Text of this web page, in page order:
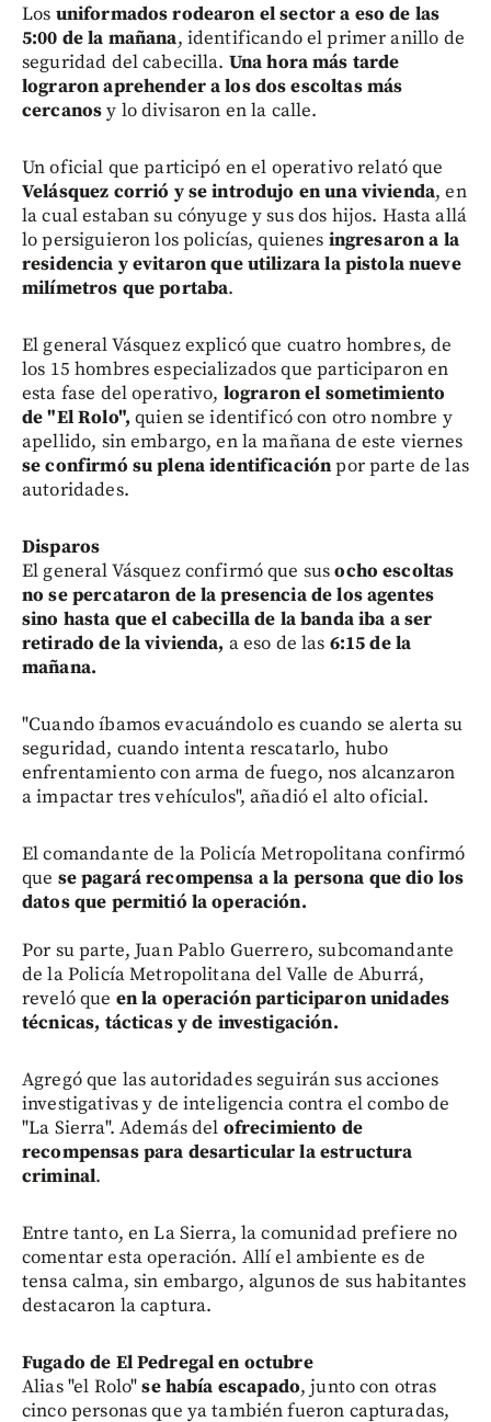
Los uniformados rodearon el sector a eso de las
5:00 de la mañana, identificando el primer anillo de
seguridad del cabecilla. Una hora más tarde
lograron aprehender a los dos escoltas más
cercanosy lo divisaron en la calle.
Un oficial que participó en el operativo relató que
Velásquez corrió y se introdujo en una vivienda, en
la cual estaban su cónyuge y sus dos hijos. Hasta allá
lo persiguieron los policías, quienes ingresaron a la
residencia y evitaron que utilizara la pistola nueve
milímetros que portaba.
El general Vásquez explicó que cuatro hombres, de
los 15 hombres especializados que participaron en
esta fase del operativo, lograron el sometimiento
de "El Rolo", quien se identificó con otro nombre y
apellido, sin embargo, en la mañana de este viernes
se confirmó su plena identificaciónpor parte de las
autoridades.
Disparos
El general Vásquez confirmó que susocho escoltas
no se percataron de la presencia de los agentes
sino hasta que el cabecilla de la banda iba a ser
retirado de la vivienda, a eso de las 6:15 de la
mañana.
"Cuando íbamos evacuándolo es cuando se alerta su
seguridad, cuando intenta rescatarlo, hubo
enfrentamiento con arma de fuego, nos alcanzaron
a impactar tres vehículos", añadió el alto oficial.
El comandante de la Policía Metropolitana confirmó
que se pagará recompensa a la persona que dio los
datos que permitió la operación.
Por su parte, Juan Pablo Guerrero, subcomandante
de la Policía Metropolitana del Valle de Aburrá,
reveló que en la operación participaron unidades
técnicas, tácticas y de investigación.
Agregó que las autoridades seguirán sus acciones
investigativas y de inteligencia contra el combo de
"La Sierra". Además del ofrecimiento de
recompensas para desarticular la estructura
criminal.
Entre tanto, en La Sierra, la comunidad prefiere no
comentar esta operación. Allí el ambiente es de
tensa calma, sin embargo, algunos de sus habitantes
destacaron la captura.
Fugado de El Pedregal en octubre
Alias "el Rolo"se había escapado, junto con otras
cinco personas que ya también fueron capturadas,